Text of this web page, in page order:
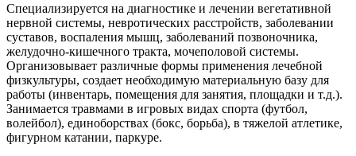
Специализируется на диагностике и лечении вегетативной
нервной системы, невротических расстройств, заболевании
суставов, воспаления мышц, заболеваний позвоночника,
желудочно-кишечного тракта, мочеполовой системы.
Организовывает различные формы применения лечебной
физкультуры, создает необходимую материальную базу для
работы (инвентарь, помещения для занятия, площадки и т.д.).
Занимается травмами в игровых видах спорта (футбол,
волейбол), единоборствах (бокс, борьба), в тяжелой атлетике,
фигурном катании, паркуре.